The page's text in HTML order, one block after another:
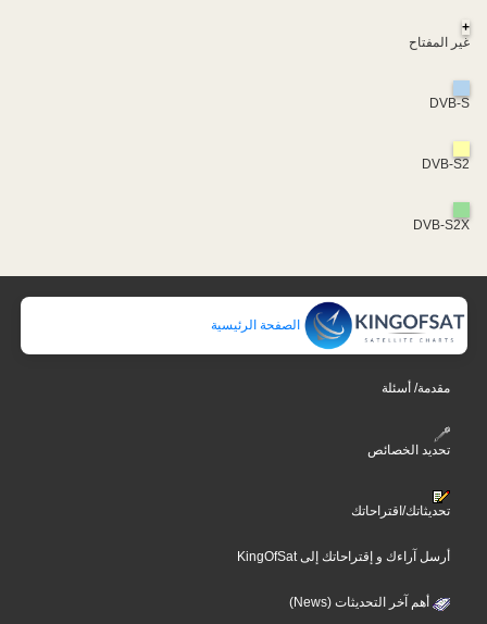
+
غير المفتاح
DVB-S
DVB-S2
DVB-S2X
الصفحة الرئيسية
مقدمة/ أسئلة
تحديد الخصائص
تحديثاتك/اقتراحاتك
أرسل آراءك و إقتراحاتك إلى KingOfSat
أهم آخر التحديثات (News)